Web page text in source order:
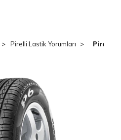
Pirelli Lastik Yorumları Pirelli